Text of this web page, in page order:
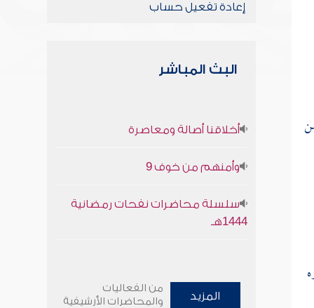
إعادة تفعيل حساب
البث المباشر
أخلاقنا أصالة ومعاصرة
وأمنهم من خوف 9
سلسلة محاضرات نفحات رمضانية
1444هـ
المزيد
من الفعاليات
والمحاضرات الأرشيفية